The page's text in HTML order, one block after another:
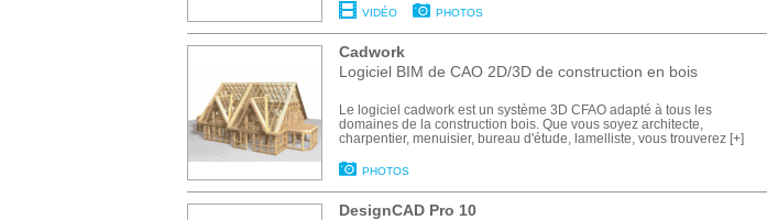
VIDÉO PHOTOS
Cadwork
Logiciel BIM de CAO 2D/3D de construction en bois
Le logiciel cadwork est un système 3D CFAO adapté à tous les
domaines de la construction bois. Que vous soyez architecte,
charpentier, menuisier, bureau d'étude, lamelliste, vous trouverez [+]
PHOTOS
DesignCAD Pro 10